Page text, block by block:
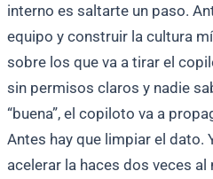
interno es saltarte un paso.
equipo y construir la cultura
sobre los que va a tirar el
sin permisos claros y nadie
“buena”, el copiloto va a
Antes hay que limpiar el dato.
acelerar la haces dos veces al